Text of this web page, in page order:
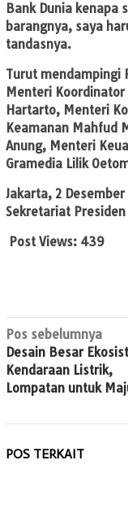
Bank Dunia kenapa
barangnya, saya
tandasnya.
Turut mendampingi
Menteri
Hartarto, Menteri
Keamanan Mahfud
Anung, Menteri
Gramedia Lilik
Jakarta, 2
Sekretariat Presiden
Post Views: 439
Navigasi
pos
Pos sebelumnya
Desain Besar
Kendaraan Listrik,
Lompatan untuk
POS TERKAIT